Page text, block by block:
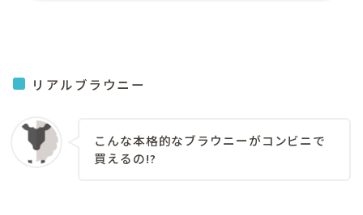
リアルブラウニー
こんな本格的なブラウニーがコンビニで
買えるの!?